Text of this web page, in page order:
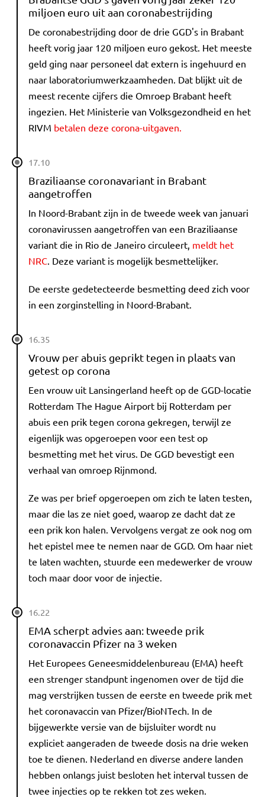
miljoen euro uit aan coronabestrijding
De coronabestrijding door de drie GGD's in Brabant
heeft vorig jaar 120 miljoen euro gekost. Het meeste
geld ging naar personeel dat extern is ingehuurd en
naar laboratoriumwerkzaamheden. Dat blijkt uit de
meest recente cijfers die Omroep Brabant heeft
ingezien. Het Ministerie van Volksgezondheid en het
RIVM betalen deze corona-uitgaven.
17.10
Braziliaanse coronavariant in Brabant
aangetroffen
In Noord-Brabant zijn in de tweede week van januari
coronavirussen aangetroffen van een Braziliaanse
variant die in Rio de Janeiro circuleert, meldt het
NRC. Deze variant is mogelijk besmettelijker.
De eerste gedetecteerde besmetting deed zich voor
in een zorginstelling in Noord-Brabant.
16.35
Vrouw per abuis geprikt tegen in plaats van
getest op corona
Een vrouw uit Lansingerland heeft op de GGD-locatie
Rotterdam The Hague Airport bij Rotterdam per
abuis een prik tegen corona gekregen, terwijl ze
eigenlijk was opgeroepen voor een test op
besmetting met het virus. De GGD bevestigt een
verhaal van omroep Rijnmond.
Ze was per brief opgeroepen om zich te laten testen,
maar die las ze niet goed, waarop ze dacht dat ze
een prik kon halen. Vervolgens vergat ze ook nog om
het epistel mee te nemen naar de GGD. Om haar niet
te laten wachten, stuurde een medewerker de vrouw
toch maar door voor de injectie.
16.22
EMA scherpt advies aan: tweede prik
coronavaccin Pfizer na 3 weken
Het Europees Geneesmiddelenbureau (EMA) heeft
een strenger standpunt ingenomen over de tijd die
mag verstrijken tussen de eerste en tweede prik met
het coronavaccin van Pfizer/BioNTech. In de
bijgewerkte versie van de bijsluiter wordt nu
expliciet aangeraden de tweede dosis na drie weken
toe te dienen. Nederland en diverse andere landen
hebben onlangs juist besloten het interval tussen de
twee injecties op te rekken tot zes weken.